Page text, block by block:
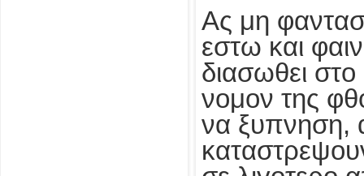
Ας μη
εστω και
διασωθει
νομον της
να ξυπνηση,